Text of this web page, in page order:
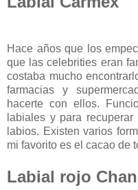
Hace años que los
que las celebrities eran
costaba mucho
farmacias y
hacerte con ellos.
labiales y para
labios. Existen varios
mi favorito es el cacao de
Labial rojo